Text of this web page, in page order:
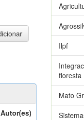
Autor(es)
Ilpf
floresta
Mato